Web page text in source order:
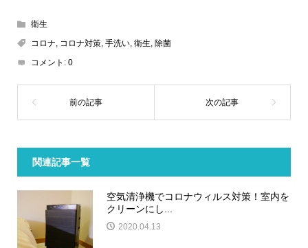
衛生
コロナ, コロナ対策, 手洗い, 衛生, 除菌
コメント: 0
関連記事一覧
空気清浄機でコロナウィルス対策！室内を
クリーンにし...
2020.04.13